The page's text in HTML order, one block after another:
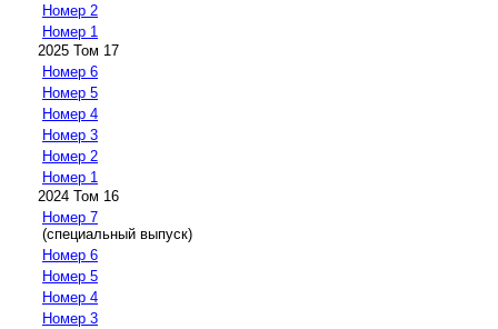
Номер 2
Номер 1
2025 Том 17
Номер 6
Номер 5
Номер 4
Номер 3
Номер 2
Номер 1
2024 Том 16
Номер 7
(специальный выпуск)
Номер 6
Номер 5
Номер 4
Номер 3